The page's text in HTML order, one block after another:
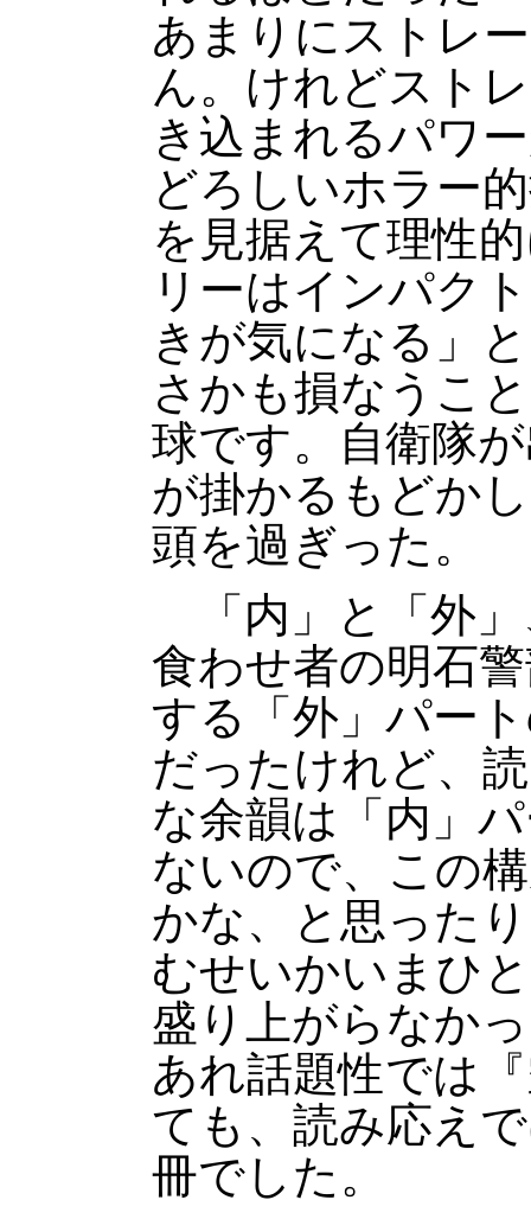
あまりにストレ
ん。けれどスト
き込まれるパワ
どろしいホラー
を見据えて理性
リーはインパク
きが気になる」
さかも損なうこ
球です。自衛隊
が掛かるもどか
頭を過ぎった。
「内」と「外」
食わせ者の明石
する「外」パー
だったけれど、
な余韻は「内」
ないので、この
かな、と思った
むせいかいまひ
盛り上がらなか
あれ話題性では
ても、読み応え
冊でした。